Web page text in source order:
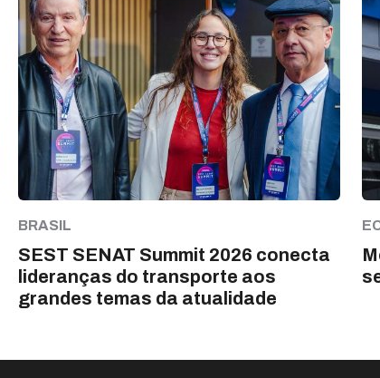
BRASIL
SEST SENAT Summit 2026 conecta
lideranças do transporte aos
grandes temas da atualidade